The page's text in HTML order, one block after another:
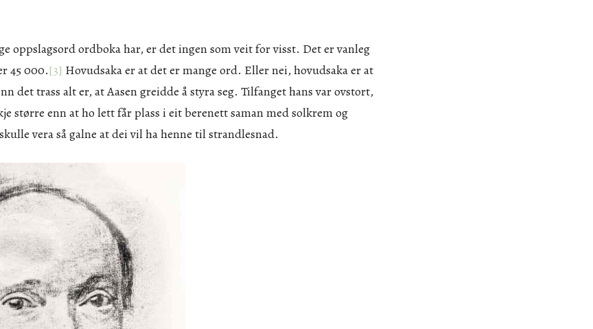
ordboka har, er det ingen som veit for visst. Det er vanleg
45 000.[3] Hovudsaka er at det er mange ord. Eller nei, hovudsaka er at
det trass alt er, at Aasen greidde å styra seg. Tilfanget hans var ovstort,
større enn at ho lett får plass i eit berenett saman med solkrem og
vera så galne at dei vil ha henne til strandlesnad.